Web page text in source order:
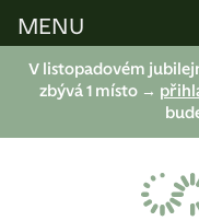
V listopadovém
zbývá 1 místo →
MENU